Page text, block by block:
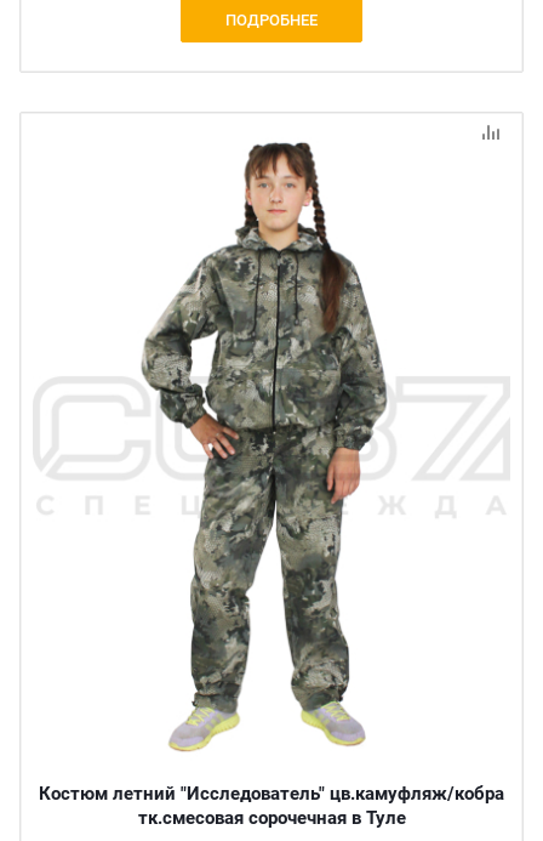
ПОДРОБНЕЕ
Костюм летний "Исследователь" цв.камуфляж/кобра
тк.смесовая сорочечная в Туле